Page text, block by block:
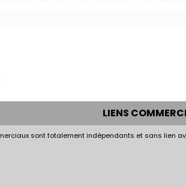
LIENS
sont totalement indépendants et sans lien